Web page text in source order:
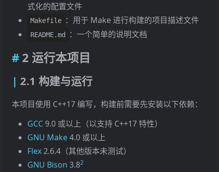
式化的配置文件
Makefile ：用于 Make 进行构建的项目描述文件
README.md ：一个简单的说明文档
2 运行本项目
2.1 构建与运行
本项目使用 C++17 编写，构建前需要先安装以下依赖：
GCC 9.0 或以上（以支持 C++17 特性）
GNU Make4.0 或以上
Flex2.6.4（其他版本未测试）
GNU Bison 3.82